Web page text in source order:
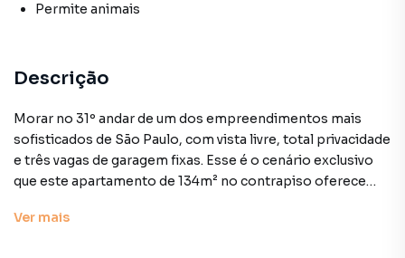
Permite animais
Descrição
Morar no 31º andar de um dos empreendimentos mais
sofisticados de São Paulo, com vista livre, total privacidade
e três vagas de garagem fixas. Esse é o cenário exclusivo
que este apartamento de 134m² no contrapiso oferece
personalização. Com planta inteligente e versátil, o
Ver mais